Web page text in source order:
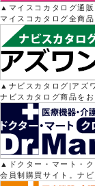
▲マイスコカタログ通
マイスコカタログ全商
▲ナビスカタログ|アズ
ナビスカタログ商品を
▲ドクター・マート・
会員制購買サイト。ナ